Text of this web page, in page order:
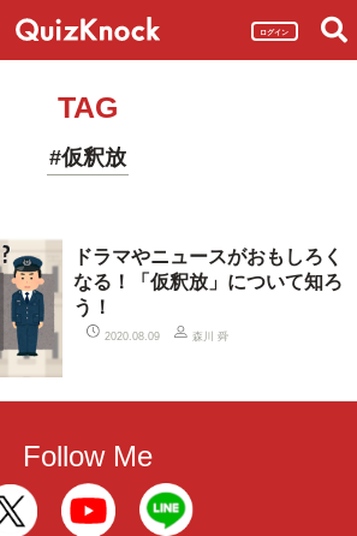
ログイン
TAG
#仮釈放
ドラマやニュースがおもしろく
なる！「仮釈放」について知ろ
う！
2020.08.09 森川 舜
Follow Me